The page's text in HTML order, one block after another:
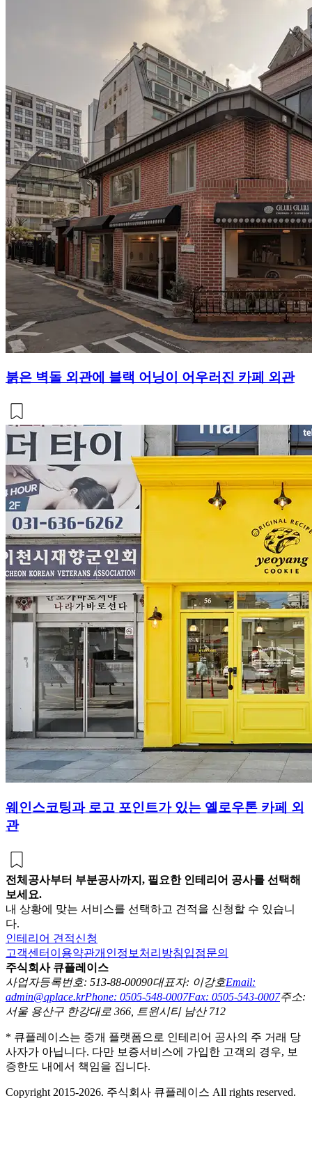
붉은 벽돌 외관에 블랙 어닝이 어우러진 카페 외관
웨인스코팅과 로고 포인트가 있는 옐로우톤 카페 외
관
전체공사부터 부분공사까지, 필요한 인테리어 공사를 선택해
보세요.
내 상황에 맞는 서비스를 선택하고 견적을 신청할 수 있습니
다.
인테리어 견적신청
고객센터 이용약관개인정보처리방침입점문의
주식회사 큐플레이스
사업자등록번호: 513-88-00090대표자: 이강호Email:
admin@qplace.krPhone: 0505-548-0007Fax: 0505-543-0007주소:
서울 용산구 한강대로 366, 트윈시티 남산 712
* 큐플레이스는 중개 플랫폼으로 인테리어 공사의 주 거래 당
사자가 아닙니다. 다만 보증서비스에 가입한 고객의 경우, 보
증한도 내에서 책임을 집니다.
Copyright 2015-2026. 주식회사 큐플레이스 All rights reserved.